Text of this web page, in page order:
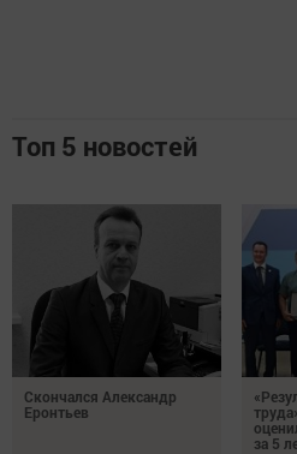
Топ 5 новостей
Скончался Александр
Еронтьев
за 5